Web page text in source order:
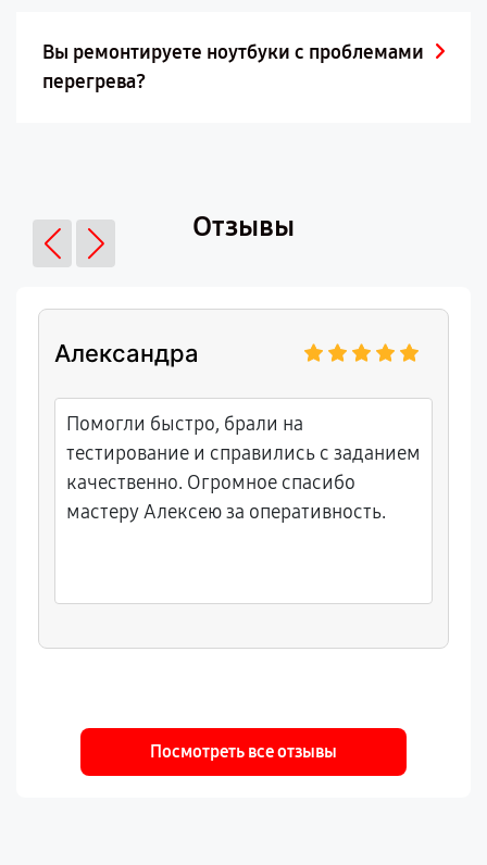
Вы ремонтируете ноутбуки с проблемами
перегрева?
Отзывы
Александра
Помогли быстро, брали на
тестирование и справились с заданием
качественно. Огромное спасибо
мастеру Алексею за оперативность.
Посмотреть все отзывы